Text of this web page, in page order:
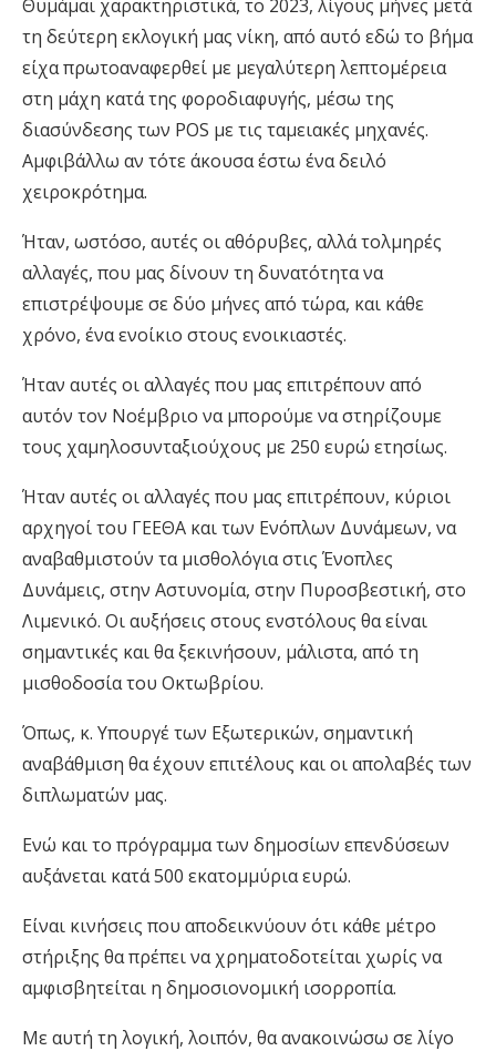
Θυμάμαι χαρακτηριστικά, το 2023, λίγους μήνες μετά
τη δεύτερη εκλογική μας νίκη, από αυτό εδώ το βήμα
είχα πρωτοαναφερθεί με μεγαλύτερη λεπτομέρεια
στη μάχη κατά της φοροδιαφυγής, μέσω της
διασύνδεσης των POS με τις ταμειακές μηχανές.
Αμφιβάλλω αν τότε άκουσα έστω ένα δειλό
χειροκρότημα.
Ήταν, ωστόσο, αυτές οι αθόρυβες, αλλά τολμηρές
αλλαγές, που μας δίνουν τη δυνατότητα να
επιστρέψουμε σε δύο μήνες από τώρα, και κάθε
χρόνο, ένα ενοίκιο στους ενοικιαστές.
Ήταν αυτές οι αλλαγές που μας επιτρέπουν από
αυτόν τον Νοέμβριο να μπορούμε να στηρίζουμε
τους χαμηλοσυνταξιούχους με 250 ευρώ ετησίως.
Ήταν αυτές οι αλλαγές που μας επιτρέπουν, κύριοι
αρχηγοί του ΓΕΕΘΑ και των Ενόπλων Δυνάμεων, να
αναβαθμιστούν τα μισθολόγια στις Ένοπλες
Δυνάμεις, στην Αστυνομία, στην Πυροσβεστική, στο
Λιμενικό. Οι αυξήσεις στους ενστόλους θα είναι
σημαντικές και θα ξεκινήσουν, μάλιστα, από τη
μισθοδοσία του Οκτωβρίου.
Όπως, κ. Υπουργέ των Εξωτερικών, σημαντική
αναβάθμιση θα έχουν επιτέλους και οι απολαβές των
διπλωματών μας.
Ενώ και το πρόγραμμα των δημοσίων επενδύσεων
αυξάνεται κατά 500 εκατομμύρια ευρώ.
Είναι κινήσεις που αποδεικνύουν ότι κάθε μέτρο
στήριξης θα πρέπει να χρηματοδοτείται χωρίς να
αμφισβητείται η δημοσιονομική ισορροπία.
Με αυτή τη λογική, λοιπόν, θα ανακοινώσω σε λίγο